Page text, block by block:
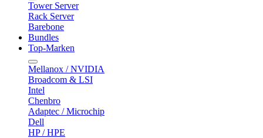
Tower Server
Rack Server
Barebone
Bundles
Top-Marken
Mellanox / NVIDIA
Broadcom & LSI
Intel
Chenbro
Adaptec / Microchip
Dell
HP / HPE